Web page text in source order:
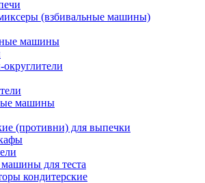
(взбивальные машины)
машины
округлители
машины
(противни) для выпечки
для теста
кондитерские